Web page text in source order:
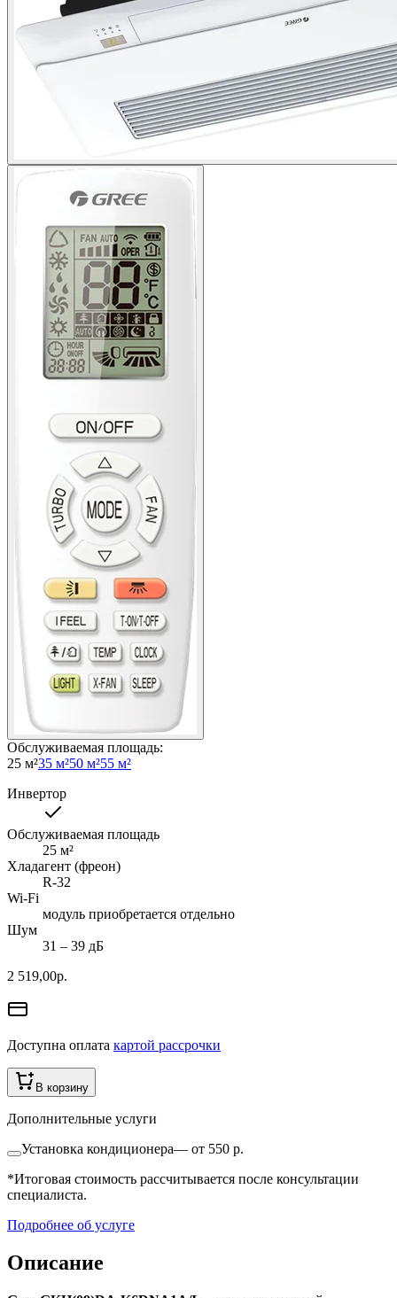
Обслуживаемая площадь:
25 м²35 м²50 м²55 м²
Инвертор
Обслуживаемая площадь
25 м²
Хладагент (фреон)
R-32
Wi-Fi
модуль приобретается отдельно
Шум
31 ‒ 39 дБ
2 519,00р.
Доступна оплата картой рассрочки
В корзину
Дополнительные услуги
Установка кондиционера— от 550 р.
*Итоговая стоимость рассчитывается после консультации
специалиста.
Подробнее об услуге
Описание